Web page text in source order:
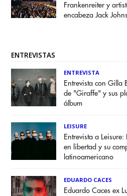
Frankenreiter y
encabeza Jack
ENTREVISTAS
ENTREVISTA
Entrevista con Gilla
de "Giraffe" y sus
álbum
LEISURE
Entrevista a
en libertad y su
latinoamericano
EDUARDO CACES
Eduardo Caces ex